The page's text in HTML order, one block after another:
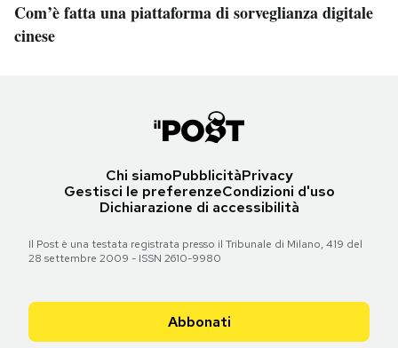
Com’è fatta una piattaforma di sorveglianza digitale
cinese
Chi siamoPubblicitàPrivacy
Gestisci le preferenzeCondizioni d'uso
Dichiarazione di accessibilità
Il Post è una testata registrata presso il Tribunale di Milano, 419 del
28 settembre 2009 - ISSN 2610-9980
Abbonati